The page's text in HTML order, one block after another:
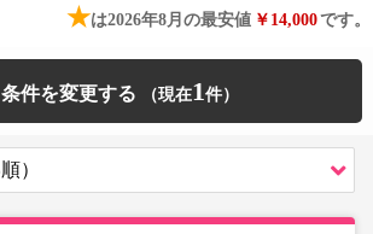
★は2026年8月の最安値 ￥14,000です。
条件を変更する 1